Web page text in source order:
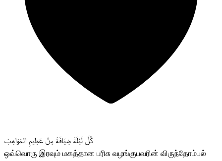
كُلَّ لَيْلَةْ ضِيَافَةْ مِنْ عَظِيمِ المَوَاهِبْ
ஒவ்வொரு இரவும் மகத்தான பரிசு வழங்குபவரின் விருந்தோம்பல்